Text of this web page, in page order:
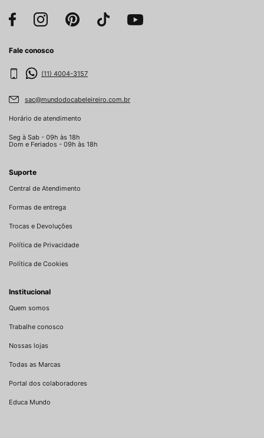
Fale conosco
(11) 4004-3157
sac@mundodocabeleireiro.com.br
Horário de atendimento
Seg à Sab - 09h às 18h
Dom e Feriados - 09h às 18h
Suporte
Central de Atendimento
Formas de entrega
Trocas e Devoluções
Política de Privacidade
Política de Cookies
Institucional
Quem somos
Trabalhe conosco
Nossas lojas
Todas as Marcas
Portal dos colaboradores
Educa Mundo